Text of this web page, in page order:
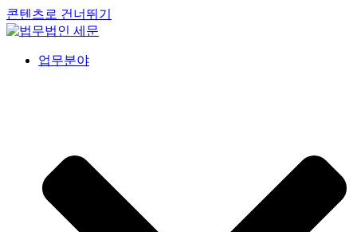
콘텐츠로 건너뛰기
업무분야